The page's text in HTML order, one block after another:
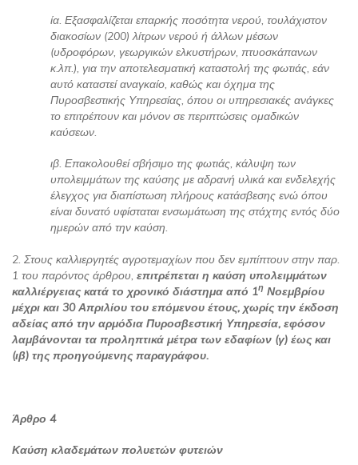
ία. Εξασφαλίζεται επαρκής ποσότητα νερού, τουλάχιστον
διακοσίων (200) λίτρων νερού ή άλλων μέσων
(υδροφόρων, γεωργικών ελκυστήρων, πτυοσκάπανων
κ.λπ.), για την αποτελεσματική καταστολή της φωτιάς, εάν
αυτό καταστεί αναγκαίο, καθώς και όχημα της
Πυροσβεστικής Υπηρεσίας, όπου οι υπηρεσιακές ανάγκες
το επιτρέπουν και μόνον σε περιπτώσεις ομαδικών
καύσεων.
ιβ. Επακολουθεί σβήσιμο της φωτιάς, κάλυψη των
υπολειμμάτων της καύσης με αδρανή υλικά και ενδελεχής
έλεγχος για διαπίστωση πλήρους κατάσβεσης ενώ όπου
είναι δυνατό υφίσταται ενσωμάτωση της στάχτης εντός δύο
ημερών από την καύση.
2. Στους καλλιεργητές αγροτεμαχίων που δεν εμπίπτουν στην παρ.
1 του παρόντος άρθρου, επιτρέπεται η καύση υπολειμμάτων
καλλιέργειας κατά το χρονικό διάστημα από 1η Νοεμβρίου
μέχρι και 30 Απριλίου του επόμενου έτους, χωρίς την έκδοση
αδείας από την αρμόδια Πυροσβεστική Υπηρεσία, εφόσον
λαμβάνονται τα προληπτικά μέτρα των εδαφίων (γ) έως και
(ιβ) της προηγούμενης παραγράφου.
Άρθρο 4
Καύση κλαδεμάτων πολυετών φυτειών